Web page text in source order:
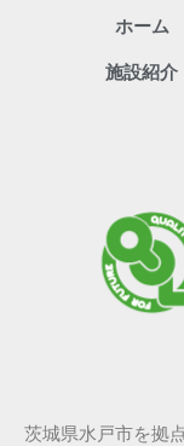
ホーム
施設紹介
茨城県水戸市を拠